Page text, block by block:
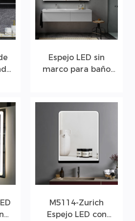
Espejo LED sin
marco para baño
M5114-Zurich
Espejo LED con